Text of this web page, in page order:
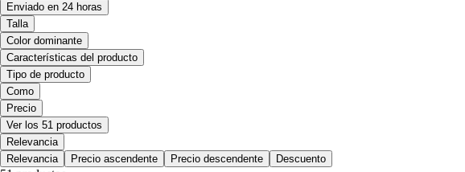
Enviado en 24 horas
Talla
Color dominante
Características del producto
Tipo de producto
Como
Precio
Ver los 51 productos
Relevancia
Relevancia
Precio ascendente Precio descendente Descuento